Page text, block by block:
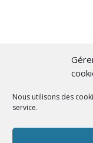
Nous utilisons des
service.